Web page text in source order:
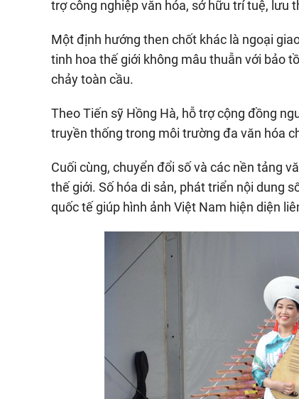
trợ công nghiệp văn hóa, sở hữu trí tuệ, lưu
Một định hướng then chốt khác là ngoại
tinh hoa thế giới không mâu thuẫn với bảo
chảy toàn cầu.
Theo Tiến sỹ Hồng Hà, hỗ trợ cộng đồng
truyền thống trong môi trường đa văn hóa
Cuối cùng, chuyển đổi số và các nền tảng
thế giới. Số hóa di sản, phát triển nội dung
quốc tế giúp hình ảnh Việt Nam hiện diện